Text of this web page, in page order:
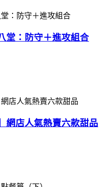
堂：防守＋進攻組合
網店人氣熱賣六款甜品